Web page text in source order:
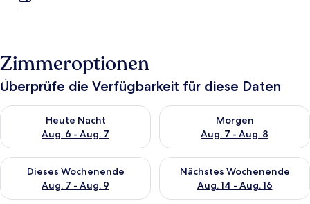
Zimmeroptionen
Überprüfe die Verfügbarkeit für diese Daten
Heute Nacht
Aug. 6 - Aug. 7
Überprüfe die Verfügbarkeit für heute Nacht, Aug. 6 - Aug. 7.
Morgen
Aug. 7 - Aug. 8
Überprüfe die Verfügbarkeit
Dieses Wochenende
Aug. 7 - Aug. 9
Überprüfe die Verfügbarkeit für dieses Wochenende, Aug. 7
Nächstes Wochenende
Aug. 14 - Aug. 16
Überprüfe die Verfügbarkeit